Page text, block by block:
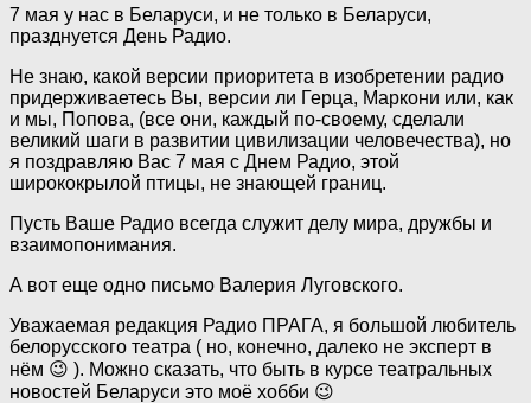
7 мая у нас в Беларуси, и не только в Беларуси,
празднуется День Радио.
Не знаю, какой версии приоритета в изобретении радио
придерживаетесь Вы, версии ли Герца, Маркони или, как
и мы, Попова, (все они, каждый по-своему, сделали
великий шаги в развитии цивилизации человечества), но
я поздравляю Вас 7 мая с Днем Радио, этой
ширококрылой птицы, не знающей границ.
Пусть Ваше Радио всегда служит делу мира, дружбы и
взаимопонимания.
А вот еще одно письмо Валерия Луговского.
Уважаемая редакция Радио ПРАГА, я большой любитель
белорусского театра ( но, конечно, далеко не эксперт в
нём 😉 ). Можно сказать, что быть в курсе театральных
новостей Беларуси это моё хобби 😉